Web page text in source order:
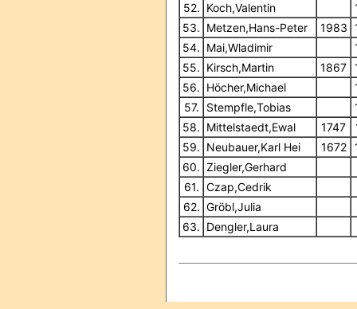
52. Koch,Valentin
53. Metzen,Hans-Peter 1983
54. Mai,Wladimir
55. Kirsch,Martin 1867
56. Höcher,Michael
57.
Stempfle,Tobias
58. Mittelstaedt,Ewal 1747
59. Neubauer,Karl Hei 1672
60. Ziegler,Gerhard
61. Czap,Cedrik
62. Gröbl,Julia
63. Dengler,Laura